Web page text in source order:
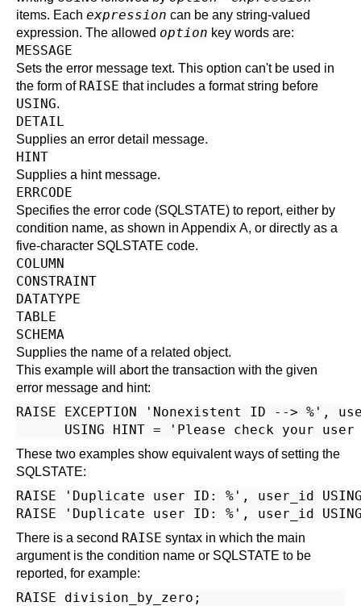
items. Each expression can be any string-valued
expression. The allowed option key words are:
MESSAGE
Sets the error message text. This option can't be used in
the form of RAISE that includes a format string before
USING.
DETAIL
Supplies an error detail message.
HINT
Supplies a hint message.
ERRCODE
Specifies the error code (SQLSTATE) to report, either by
condition name, as shown in Appendix A, or directly as a
five-character SQLSTATE code.
COLUMN
CONSTRAINT
DATATYPE
TABLE
SCHEMA
Supplies the name of a related object.
This example will abort the transaction with the given
error message and hint:
RAISE EXCEPTION 'Nonexistent ID --> %',
These two examples show equivalent ways of setting the
SQLSTATE:
RAISE 'Duplicate user ID: %', user_id
There is a second RAISE syntax in which the main
argument is the condition name or SQLSTATE to be
reported, for example:
RAISE division_by_zero;